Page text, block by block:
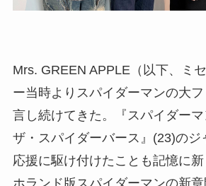
Mrs. GREEN APPLE（以下、ミ
ー当時よりスパイダーマンの大
言し続けてきた。『スパイダーマ
ザ・スパイダーバース』(23)のジ
応援に駆け付けたことも記憶に新
ホランド版スパイダーマンの新